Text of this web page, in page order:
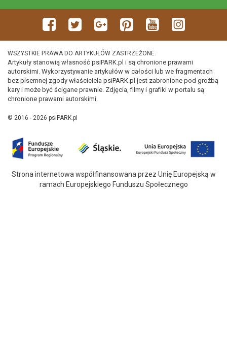
WSZYSTKIE PRAWA DO ARTYKUŁÓW ZASTRZEŻONE.
Artykuły stanowią własność psiPARK.pl i są chronione prawami
autorskimi. Wykorzystywanie artykułów w całości lub we fragmentach
bez pisemnej zgody właściciela psiPARK.pl jest zabronione pod groźbą
kary i może być ścigane prawnie. Zdjęcia, filmy i grafiki w portalu są
chronione prawami autorskimi.
© 2016 - 2026 psiPARK.pl
Strona internetowa współfinansowana przez Unię Europejską w
ramach Europejskiego Funduszu Społecznego